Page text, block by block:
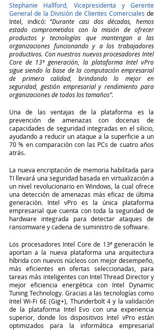
Stephanie Hallford, Vicepresidenta y Gerente
General de la División de Clientes Comerciales de
Intel, indicó: “Durante casi dos décadas, hemos
estado comprometidos con la misión de ofrecer
productos y tecnologías que mantengan a las
organizaciones funcionando y a los trabajadores
productivos. Con nuestros nuevos procesadores Intel
Core de 13ª generación, la plataforma Intel vPro
sigue siendo la base de la computación empresarial
de primera calidad, brindando lo mejor en
seguridad, gestión empresarial y rendimiento para
organizaciones de todos los tamaños”.
Una de las ventajas de la plataforma es la
prevención de amenazas con docenas de
capacidades de seguridad integradas en el silicio,
ayudando a reducir un ataque a la superficie a un
70 % en comparación con las PCs de cuatro años
atrás.
La nueva encriptación de memoria habilitada para
TI llevará una seguridad basada en virtualización a
un nivel revolucionario en Windows, la cual ofrece
una detección de amenazas más eficaz de última
generación. Intel vPro es la única plataforma
empresarial que cuenta con toda la seguridad de
hardware integrada para detectar ataques de
ransomware y cadena de suministro de software.
Los procesadores Intel Core de 13ª generación le
aportan a la nueva plataforma una arquitectura
híbrida con nuevos núcleos con mejor desempeño,
más eficientes en ofertas seleccionadas, para
tareas más inteligentes con Intel Thread Director y
mejor eficiencia energética con Intel Dynamic
Tuning Technology. Gracias a las tecnologías como
Intel Wi-Fi 6E (Gig+), Thunderbolt 4 y la validación
de la plataforma Intel Evo con una experiencia
superior, donde los dispositivos Intel vPro están
optimizados para la informática empresarial